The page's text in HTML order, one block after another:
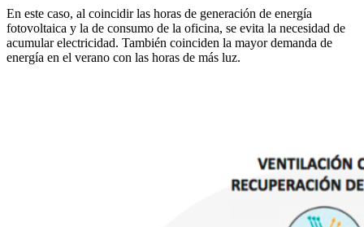
En este caso, al coincidir las horas de generación de energía
fotovoltaica y la de consumo de la oficina, se evita la necesidad de
acumular electricidad. También coinciden la mayor demanda de
energía en el verano con las horas de más luz.